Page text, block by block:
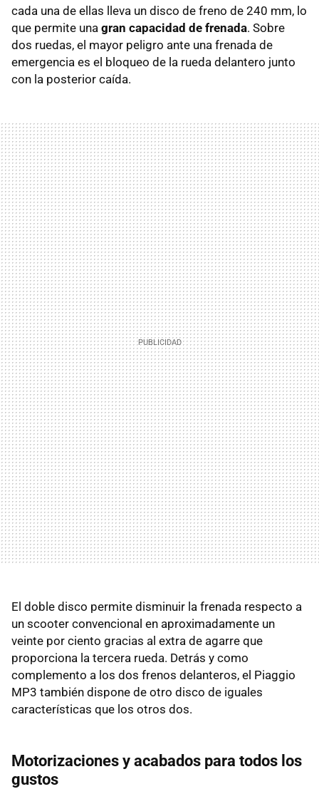
cada una de ellas lleva un disco de freno de 240 mm, lo
que permite una gran capacidad de frenada. Sobre
dos ruedas, el mayor peligro ante una frenada de
emergencia es el bloqueo de la rueda delantero junto
con la posterior caída.
El doble disco permite disminuir la frenada respecto a
un scooter convencional en aproximadamente un
veinte por ciento gracias al extra de agarre que
proporciona la tercera rueda. Detrás y como
complemento a los dos frenos delanteros, el Piaggio
MP3 también dispone de otro disco de iguales
características que los otros dos.
Motorizaciones y acabados para todos los
gustos